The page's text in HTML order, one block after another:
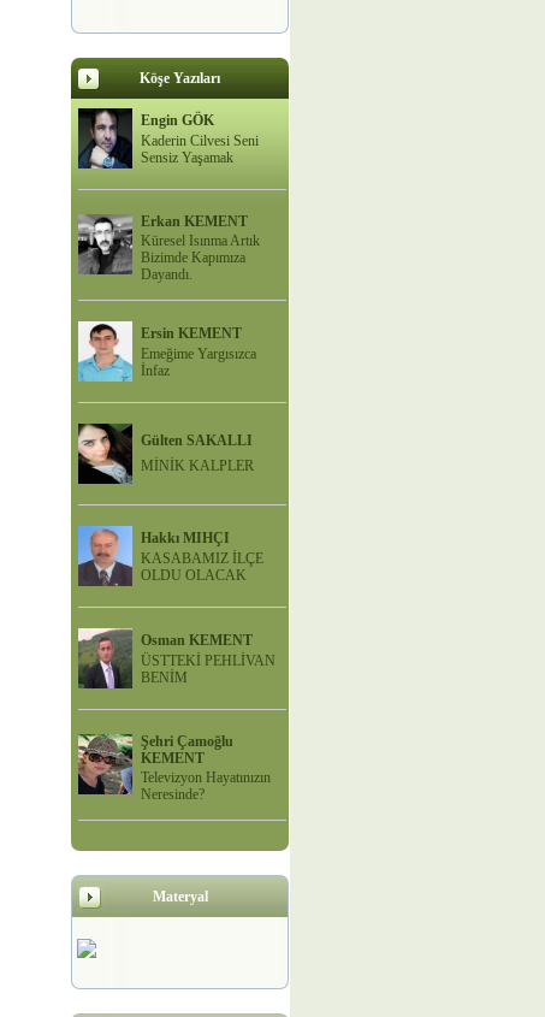
Köşe Yazıları
Engin GÖK
Kaderin Cilvesi Seni
Sensiz Yaşamak
Erkan KEMENT
Küresel Isınma Artık
Bizimde Kapımıza
Dayandı.
Ersin KEMENT
Emeğime Yargısızca
İnfaz
Gülten SAKALLI
MİNİK KALPLER
Hakkı MIHÇI
KASABAMIZ İLÇE
OLDU OLACAK
Osman KEMENT
ÜSTTEKİ PEHLİVAN
BENİM
Şehri Çamoğlu
KEMENT
Televizyon Hayatınızın
Neresinde?
Materyal